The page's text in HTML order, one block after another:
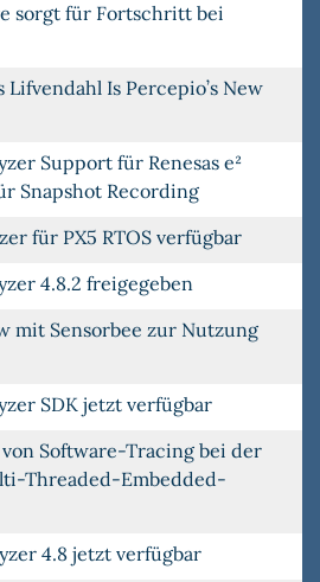
sorgt für Fortschritt bei
Lifvendahl Is Percepio’s New
Support für Renesas e²
Snapshot Recording
für PX5 RTOS verfügbar
4.8.2 freigegeben
mit Sensorbee zur Nutzung
SDK jetzt verfügbar
von Software-Tracing bei der
Threaded-Embedded-
4.8 jetzt verfügbar